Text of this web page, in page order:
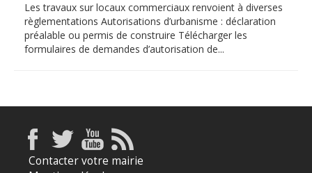
Les travaux sur locaux commerciaux renvoient à diverses
règlementations Autorisations d’urbanisme : déclaration
préalable ou permis de construire Télécharger les
formulaires de demandes d’autorisation de...
Contacter votre mairie